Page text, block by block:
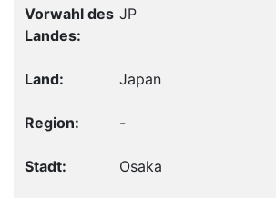
JP
Japan
-
Osaka